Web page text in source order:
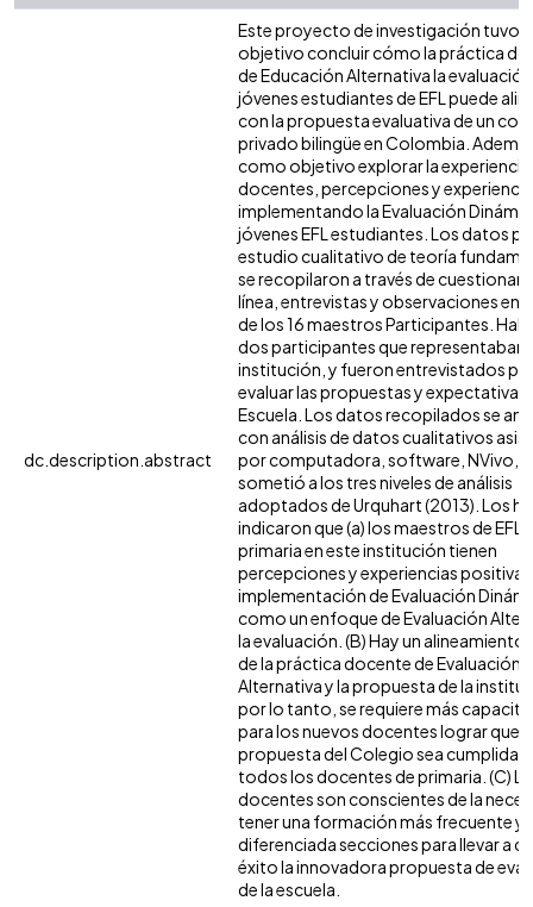
dc.description.abstract
Este proyecto de investigación tuvo
objetivo concluir cómo la práctica
de Educación Alternativa la
jóvenes estudiantes de EFL puede
con la propuesta evaluativa de un
privado bilingüe en Colombia.
como objetivo explorar la experiencia
docentes, percepciones y
implementando la Evaluación
jóvenes EFL estudiantes. Los datos
estudio cualitativo de teoría
se recopilaron a través de
línea, entrevistas y observaciones en
de los 16 maestros Participantes.
dos participantes que representaban
institución, y fueron entrevistados
evaluar las propuestas y expectativas
Escuela. Los datos recopilados se
con análisis de datos cualitativos
por computadora, software, NVivo, y
sometió a los tres niveles de análisis
adoptados de Urquhart (2013). Los
indicaron que (a) los maestros de EFL
primaria en este institución tienen
percepciones y experiencias positivas
implementación de Evaluación
como un enfoque de Evaluación
la evaluación. (B) Hay un alineamiento
de la práctica docente de Evaluación
Alternativa y la propuesta de la
por lo tanto, se requiere más
para los nuevos docentes lograr que
propuesta del Colegio sea cumplida
todos los docentes de primaria. (C)
docentes son conscientes de la
tener una formación más frecuente y
diferenciada secciones para llevar a
éxito la innovadora propuesta de
de la escuela.